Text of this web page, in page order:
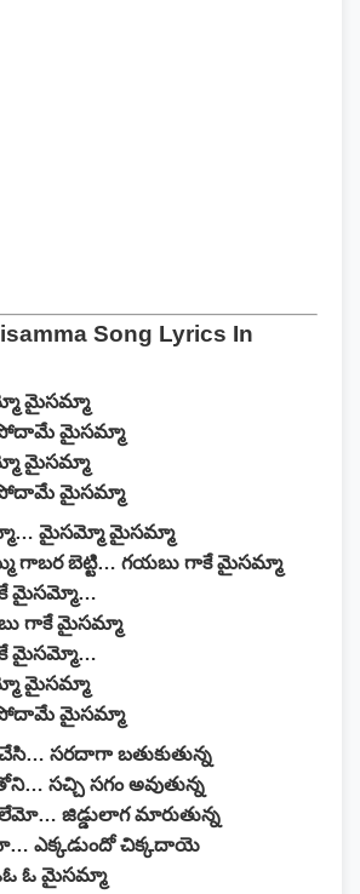
Song Lyrics In
మైసమ్మా
మైసమ్మా
మైసమ్మా
మైసమ్మా
మైసమ్మో మైసమ్మా
గాబర బెట్టి… గయబు గాకే మైసమ్మా
మైసమ్మో…
గాకే మైసమ్మా
మైసమ్మో…
మైసమ్మా
మైసమ్మా
సరదాగా బతుకుతున్న
సచ్చి సగం అవుతున్న
జిడ్డులాగ మారుతున్న
ఎక్కడుందో చిక్కదాయె
ఓ మైసమ్మా